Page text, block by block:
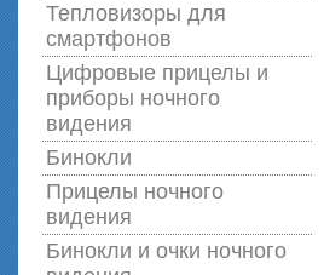
Тепловизоры для
смартфонов
Цифровые прицелы и
приборы ночного
видения
Бинокли
Прицелы ночного
видения
Бинокли и очки ночного